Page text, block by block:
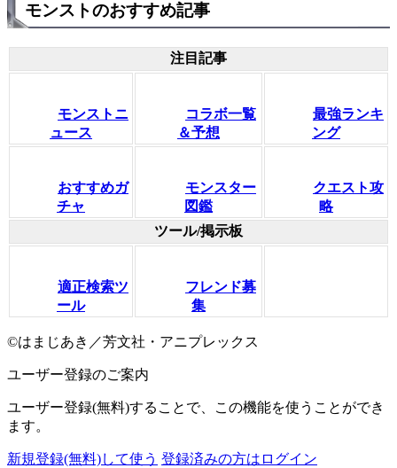
モンストのおすすめ記事
注目記事
モンストニ
ュース
コラボ一覧
＆予想
最強ランキ
ング
おすすめガ
チャ
モンスター
図鑑
クエスト攻
略
ツール/掲示板
適正検索ツ
ール
フレンド募
集
©はまじあき／芳文社・アニプレックス
ユーザー登録のご案内
ユーザー登録(無料)することで、この機能を使うことができ
ます。
新規登録(無料)して使う 登録済みの方はログイン